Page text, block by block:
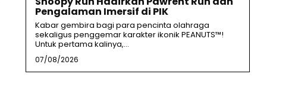
Pengalaman Imersif di PIK
Kabar gembira bagi para pencinta olahraga
sekaligus penggemar karakter ikonik PEANUTS™!
Untuk pertama kalinya,...
07/08/2026